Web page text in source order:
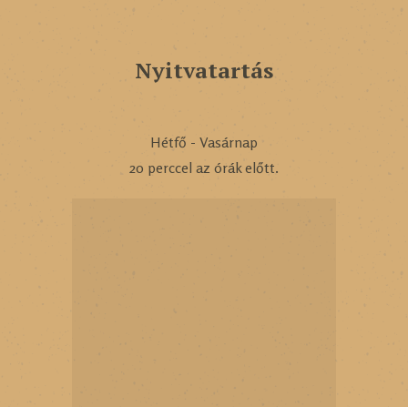
Nyitvatartás
Hétfő - Vasárnap
20 perccel az órák előtt.